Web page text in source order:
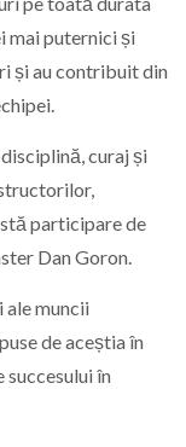
mai puternici și
și au contribuit din
curaj și
participare de
Dan Goron.
muncii
de aceștia în
în